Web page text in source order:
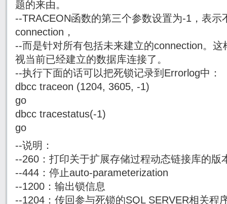
题的来由。
--TRACEON函数的第三个参数设置为-1，表示
connection，
--而是针对所有包括未来建立的connection。
视当前已经建立的数据库连接了。
--执行下面的话可以把死锁记录到Errorlog中：
dbcc traceon (1204, 3605, -1)
go
dbcc tracestatus(-1)
go
--说明：
--260：打印关于扩展存储过程动态链接库的版
--444：停止auto-parameterization
--1200：输出锁信息
--1204：传回参与死锁的SQL SERVER相关程